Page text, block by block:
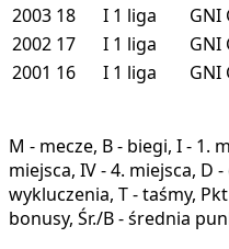
2003 18 I 1 liga GNI
2002 17 I 1 liga GNI
2001 16 I 1 liga GNI
M - mecze, B - biegi, I - 1.
miejsca, IV - 4. miejsca, D
wykluczenia, T - taśmy,
bonusy, Śr./B - średnia